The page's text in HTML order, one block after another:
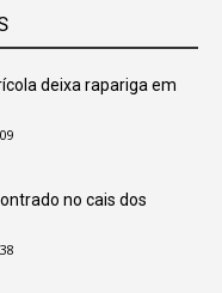
deixa rapariga em
no cais dos